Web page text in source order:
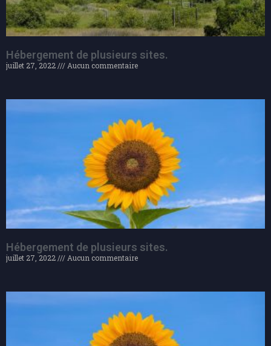
Hébergement de plusieurs sites.
juillet 27, 2022 Aucun commentaire
Hébergement de plusieurs sites.
juillet 27, 2022 Aucun commentaire